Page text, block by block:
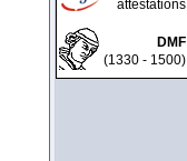
attestations
DMF
(1330 - 1500)